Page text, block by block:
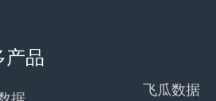
产品
飞瓜数据